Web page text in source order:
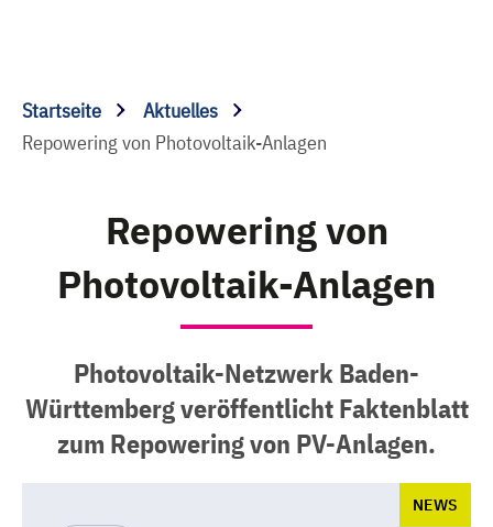
Startseite
Aktuelles
Repowering von Photovoltaik-Anlagen
Repowering von
Photovoltaik-Anlagen
Photovoltaik-Netzwerk Baden-
Württemberg veröffentlicht Faktenblatt
zum Repowering von PV-Anlagen.
NEWS